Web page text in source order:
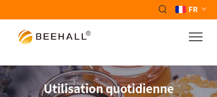
FR
Utilisation quotidienne